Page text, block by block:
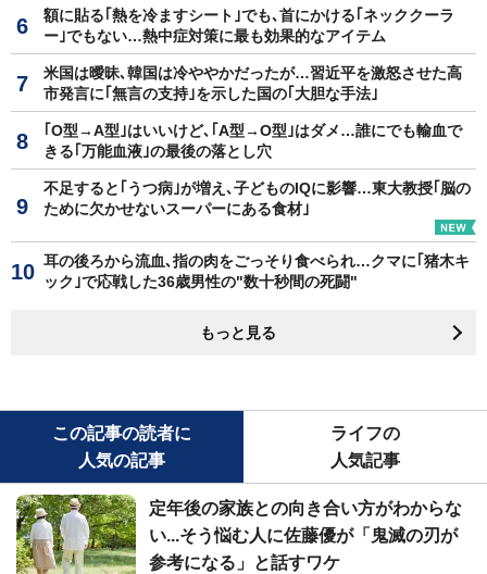
額に貼る｢熱を冷ますシート｣でも､首にかける｢ネッククーラ
ー｣でもない…熱中症対策に最も効果的なアイテム
米国は曖昧､韓国は冷ややかだったが…習近平を激怒させた高
市発言に｢無言の支持｣を示した国の｢大胆な手法｣
｢O型→A型｣はいいけど､｢A型→O型｣はダメ…誰にでも輸血で
きる｢万能血液｣の最後の落とし穴
不足すると｢うつ病｣が増え､子どものIQに影響…東大教授｢脳の
ために欠かせないスーパーにある食材｣
耳の後ろから流血､指の肉をごっそり食べられ…クマに｢猪木キ
ック｣で応戦した36歳男性の"数十秒間の死闘"
もっと見る
この記事の読者に
人気の記事
ライフの
人気記事
定年後の家族との向き合い方がわからな
い...そう悩む人に佐藤優が「鬼滅の刃が
参考になる」と話すワケ